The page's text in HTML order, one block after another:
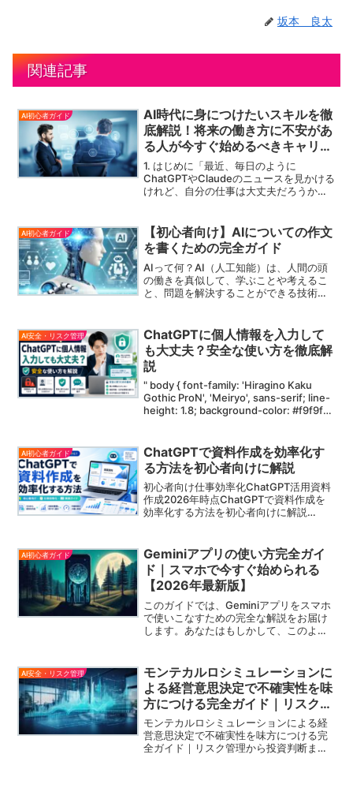
坂本 良太
関連記事
AI初心者ガイド
AI時代に身につけたいスキルを徹
底解説！将来の働き方に不安があ
る人が今すぐ始めるべきキャリア
戦略
1. はじめに「最近、毎日のように
ChatGPTやClaudeのニュースを見かける
けれど、自分の仕事は大丈夫だろうか」
間では「AIに仕事を奪われる職種」とい
った過激な...
AI初心者ガイド
【初心者向け】AIについての作文
を書くための完全ガイド
AIって何？AI（人工知能）は、人間の頭
の働きを真似して、学ぶことや考えるこ
と、問題を解決することができる技術で
ば、スマートフォンの音声アシスタント
や、インターネット...
AI安全・リスク管理
ChatGPTに個人情報を入力して
も大丈夫？安全な使い方を徹底解
説
" body { font-family: 'Hiragino Kaku
Gothic ProN', 'Meiryo', sans-serif; line-
height: 1.8; background-color: #f9f9f9;
AI初心者ガイド
ChatGPTで資料作成を効率化す
る方法を初心者向けに解説
初心者向け仕事効率化ChatGPT活用資料
作成2026年時点ChatGPTで資料作成を
効率化する方法を初心者向けに解説
成の前準備、構成づくり、要点整理、言
い換え、...
AI初心者ガイド
Geminiアプリの使い方完全ガイ
ド｜スマホで今すぐ始められる
【2026年最新版】
このガイドでは、Geminiアプリをスマホ
で使いこなすための完全な解説をお届け
します。あなたはもしかして、このよう
簡単にAIを活用したいけど、やり方が分
からない」「Geminiアプリの機能を全部
知りたい！」もし上記のどれかに当ては
まるなら、この記事はあなたのために書
かれています。Geminiアプリは、
Google が開発した最新のAIアシスタント
で、スマートフォンから簡単にアクセス
できます。このガイドを読むことで、以
AI安全・リスク管理
モンテカルロシミュレーションに
よる経営意思決定で不確実性を味
方につける完全ガイド｜リスク管
理から投資判断まで実践的手法を
徹底解説
モンテカルロシミュレーションによる経
営意思決定で不確実性を味方につける完
全ガイド｜リスク管理から投資判断まで